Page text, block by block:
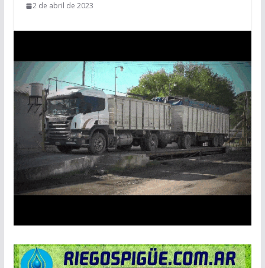
2 de abril de 2023